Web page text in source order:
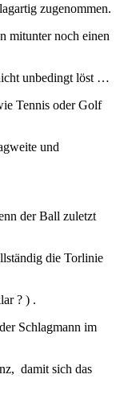
zugenommen.
mitunter noch einen
unbedingt löst …
Tennis oder Golf
und
der Ball zuletzt
die Torlinie
? ) .
Schlagmann im
damit sich das